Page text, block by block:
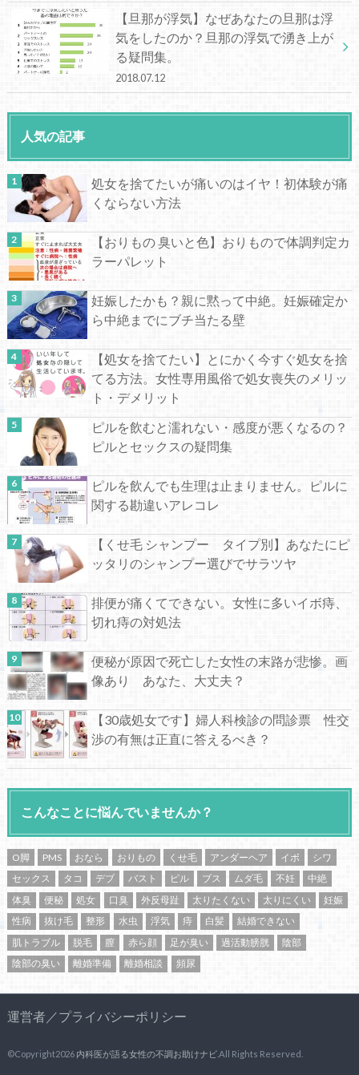
【旦那が浮気】なぜあなたの旦那は浮
気をしたのか？旦那の浮気で湧き上が
る疑問集。
2018.07.12
人気の記事
処女を捨てたいが痛いのはイヤ！初体験が痛
くならない方法
【おりもの 臭いと色】おりもので体調判定カ
ラーパレット
妊娠したかも？親に黙って中絶。妊娠確定か
ら中絶までにブチ当たる壁
【処女を捨てたい】とにかく今すぐ処女を捨
てる方法。女性専用風俗で処女喪失のメリッ
ト・デメリット
ピルを飲むと濡れない・感度が悪くなるの？
ピルとセックスの疑問集
ピルを飲んでも生理は止まりません。ピルに
関する勘違いアレコレ
【くせ毛 シャンプー タイプ別】あなたにピ
ッタリのシャンプー選びでサラツヤ
排便が痛くてできない。女性に多いイボ痔、
切れ痔の対処法
便秘が原因で死亡した女性の末路が悲惨。画
像あり あなた、大丈夫？
【30歳処女です】婦人科検診の問診票 性交
渉の有無は正直に答えるべき？
こんなことに悩んでいませんか？
O脚 PMS おなら おりもの くせ毛 アンダーヘア イボ
シワ
セックス
タコ デブ バスト ピル ブス ムダ毛 不妊
中絶
体臭
便秘 処女 口臭 外反母趾 太りたくない 太りにくい
妊娠
性病
抜け毛 整形 水虫 浮気 痔 白髪
結婚できない
肌トラブル
脱毛 膣 赤ら顔 足が臭い 過活動膀胱
陰部
陰部の臭い
離婚準備 離婚相談 頻尿
運営者／プライバシーポリシー
©Copyright2026 内科医が語る女性の不調お助けナビ.All Rights Reserved.